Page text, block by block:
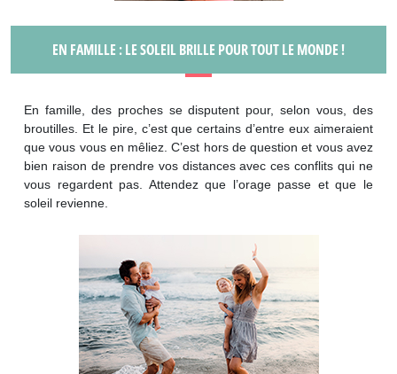
EN FAMILLE : LE SOLEIL BRILLE POUR TOUT LE MONDE !
En famille, des proches se disputent pour, selon vous, des
broutilles. Et le pire, c’est que certains d’entre eux aimeraient
que vous vous en mêliez. C’est hors de question et vous avez
bien raison de prendre vos distances avec ces conflits qui ne
vous regardent pas. Attendez que l’orage passe et que le
soleil revienne.